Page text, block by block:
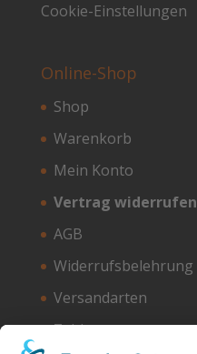
Cookie-Einstellungen
Online-Shop
Shop
Warenkorb
Mein Konto
Vertrag widerrufen
AGB
Widerrufsbelehrung
Versandarten
Zahlungsarten